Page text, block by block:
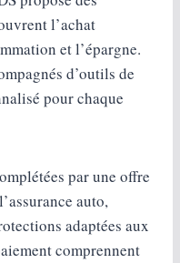
l’achat
et l’épargne.
d’outils de
pour chaque
par une offre
auto,
adaptées aux
comprennent